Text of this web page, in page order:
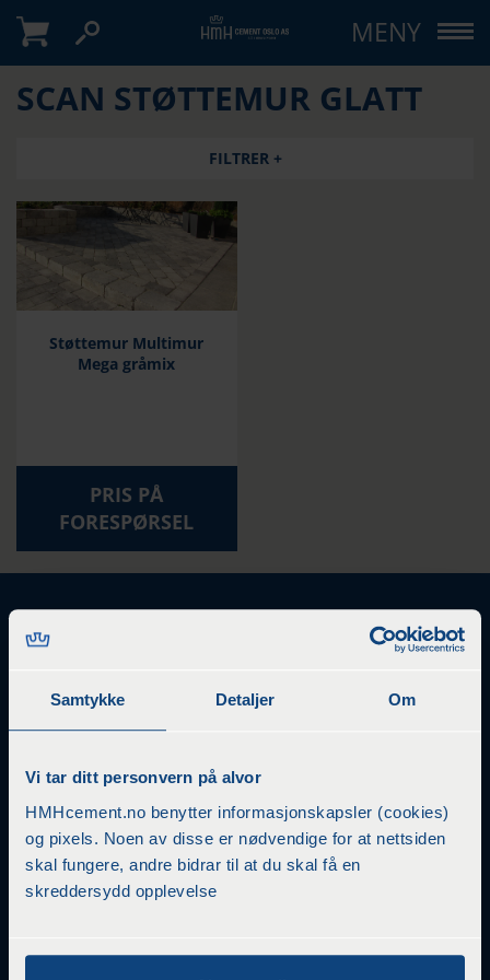
Samtykke Detaljer Om
Vi tar ditt personvern på alvor
HMHcement.no benytter informasjonskapsler (cookies)
og pixels. Noen av disse er nødvendige for at nettsiden
skal fungere, andre bidrar til at du skal få en
skreddersydd opplevelse
MENY
SCAN STØTTEMUR GLATT
FILTRER +
Støttemur Multimur
Mega gråmix
PRIS PÅ
FORESPØRSEL
sentralt i Oslo, mellom Aker brygge og Color line terminalen.
HMH Cement Oslo
Filipstadveien 1B
0250 Oslo
Tlf 22 94 40 50
Brattbakken 2